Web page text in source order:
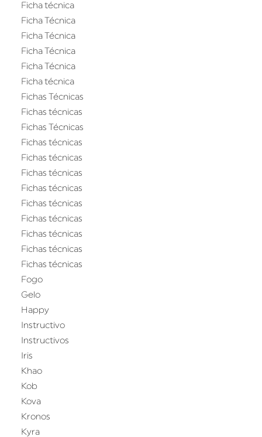
Ficha técnica
Ficha Técnica
Ficha Técnica
Ficha Técnica
Ficha Técnica
Ficha técnica
Fichas Técnicas
Fichas técnicas
Fichas Técnicas
Fichas técnicas
Fichas técnicas
Fichas técnicas
Fichas técnicas
Fichas técnicas
Fichas técnicas
Fichas técnicas
Fichas técnicas
Fichas técnicas
Fogo
Gelo
Happy
Instructivo
Instructivos
Iris
Khao
Kob
Kova
Kronos
Kyra